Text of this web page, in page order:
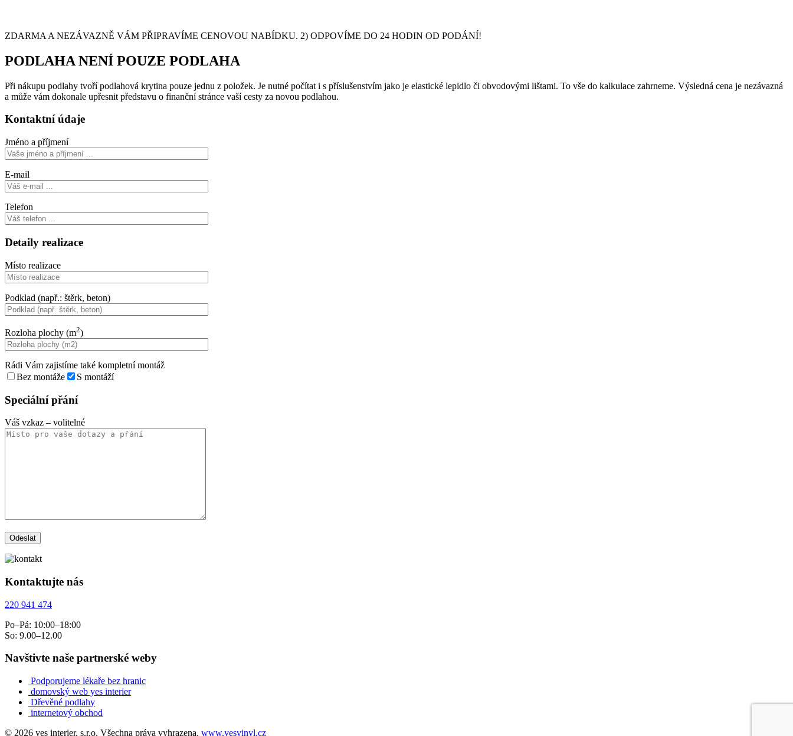
ZDARMA A NEZÁVAZNĚ VÁM PŘIPRAVÍME CENOVOU NABÍDKU. 2) ODPOVÍME DO 24 HODIN OD PODÁNÍ!
PODLAHA NENÍ POUZE PODLAHA
Při nákupu podlahy tvoří podlahová krytina pouze jednu z položek. Je nutné počítat i s příslušenstvím jako je elastické lepidlo či obvodovými lištami. To vše do kalkulace zahrneme. Výsledná cena je nezávazná
a může vám dokonale upřesnit představu o finanční stránce vaší cesty za novou podlahou.
Kontaktní údaje
Jméno a příjmení
E-mail
Telefon
Detaily realizace
Místo realizace
Podklad (např.: štěrk, beton)
Rozloha plochy (m2)
Rádi Vám zajistíme také kompletní montáž
Bez montáže
S montáží
Speciální přání
Váš vzkaz – volitelné
Kontaktujte nás
220 941 474
Po–Pá: 10:00–18:00
So: 9.00–12.00
Navštivte naše partnerské weby
Podporujeme lékaře bez hranic
domovský web yes interier
Dřevěné podlahy
internetový obchod
© 2026 yes interier, s.r.o. Všechna práva vyhrazena. www.yesvinyl.cz